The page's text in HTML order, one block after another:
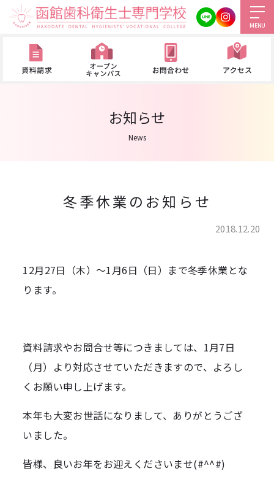
MENU
お知らせ
News
冬季休業のお知らせ
2018.12.20
12月27日（木）～1月6日（日）まで冬季休業とな
ります。
資料請求やお問合せ等につきましては、1月7日
（月）より対応させていただきますので、よろし
くお願い申し上げます。
本年も大変お世話になりまして、ありがとうござ
いました。
皆様、良いお年をお迎えくださいませ(#^^#)